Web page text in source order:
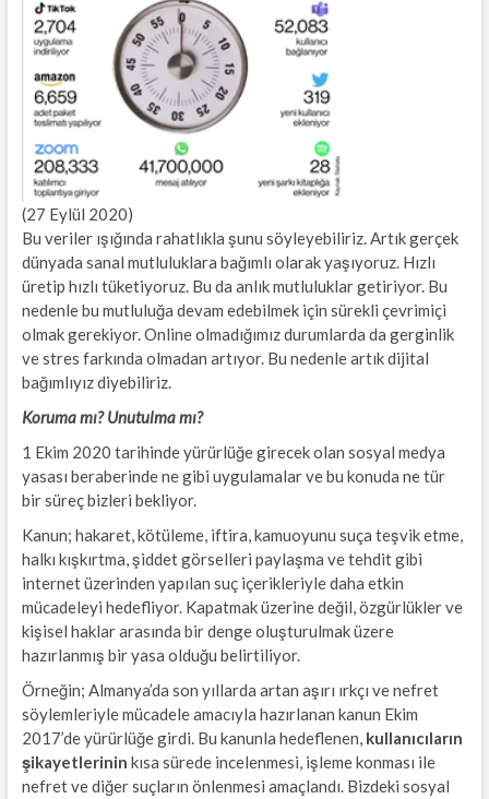
(27 Eylül 2020)
Bu veriler ışığında rahatlıkla şunu söyleyebiliriz. Artık gerçek
dünyada sanal mutluluklara bağımlı olarak yaşıyoruz. Hızlı
üretip hızlı tüketiyoruz. Bu da anlık mutluluklar getiriyor. Bu
nedenle bu mutluluğa devam edebilmek için sürekli çevrimiçi
olmak gerekiyor. Online olmadığımız durumlarda da gerginlik
ve stres farkında olmadan artıyor. Bu nedenle artık dijital
bağımlıyız diyebiliriz.
Koruma mı? Unutulma mı?
1 Ekim 2020 tarihinde yürürlüğe girecek olan sosyal medya
yasası beraberinde ne gibi uygulamalar ve bu konuda ne tür
bir süreç bizleri bekliyor.
Kanun; hakaret, kötüleme, iftira, kamuoyunu suça teşvik etme,
halkı kışkırtma, şiddet görselleri paylaşma ve tehdit gibi
internet üzerinden yapılan suç içerikleriyle daha etkin
mücadeleyi hedefliyor. Kapatmak üzerine değil, özgürlükler ve
kişisel haklar arasında bir denge oluşturulmak üzere
hazırlanmış bir yasa olduğu belirtiliyor.
Örneğin; Almanya’da son yıllarda artan aşırı ırkçı ve nefret
söylemleriyle mücadele amacıyla hazırlanan kanun Ekim
2017’de yürürlüğe girdi. Bu kanunla hedeflenen, kullanıcıların
şikayetlerinin kısa sürede incelenmesi, işleme konması ile
nefret ve diğer suçların önlenmesi amaçlandı. Bizdeki sosyal